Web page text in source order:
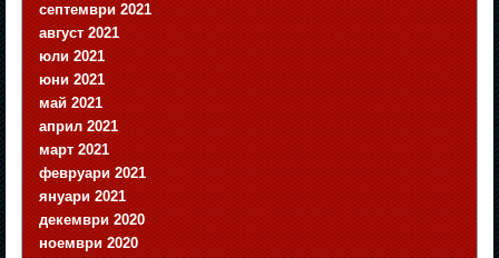
септември 2021
август 2021
юли 2021
юни 2021
май 2021
април 2021
март 2021
февруари 2021
януари 2021
декември 2020
ноември 2020